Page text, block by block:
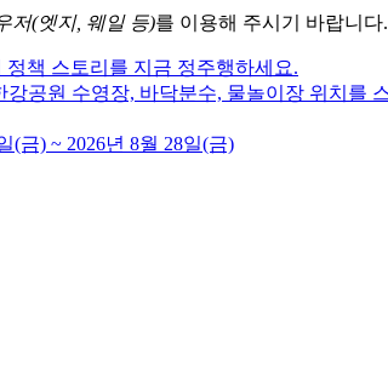
저(엣지, 웨일 등)를 이용해 주시기 바랍니다.